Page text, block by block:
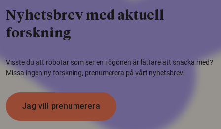
Nyhetsbrev med aktuell
forskning
Visste du att robotar som ser en i ögonen är lättare att snacka med?
Missa ingen ny forskning, prenumerera på vårt nyhetsbrev!
Jag vill prenumerera